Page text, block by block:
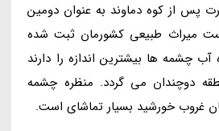
پس از کوه دماوند به عنوان دومین
میراث طبیعی کشورمان ثبت شده
چشمه ها بیشترین اندازه را دارند
دوچندان می گردد. منظره چشمه
غروب خورشید بسیار تماشای است.